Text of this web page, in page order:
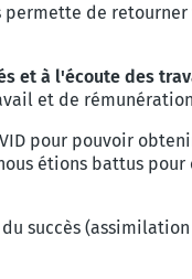
permette de
et à l'écoute des
et de
pour pouvoir
étions battus
succès